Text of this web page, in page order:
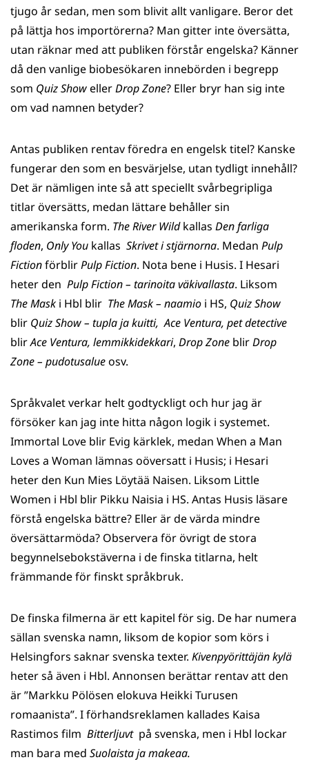
tjugo år sedan, men som blivit allt vanligare. Beror det
på lättja hos importörerna? Man gitter inte översätta,
utan räknar med att publiken förstår engelska? Känner
då den vanlige biobesökaren innebörden i begrepp
som Quiz ShowellerDrop Zone? Eller bryr han sig inte
om vad namnen betyder?
Antas publiken rentav föredra en engelsk titel? Kanske
fungerar den som en besvärjelse, utan tydligt innehåll?
Det är nämligen inte så att speciellt svårbegripliga
titlar översätts, medan lättare behåller sin
amerikanska form. The River Wildkallas Den farliga
floden, Only You kallas Skrivet i stjärnorna. Medan Pulp
FictionförblirPulp Fiction. Nota bene i Husis. I Hesari
heter den Pulp Fiction – tarinoita väkivallasta. Liksom
The Mask i Hbl blir The Mask – naamio i HS, Quiz Show
blir Quiz Show – tupla ja kuitti, Ace Ventura, pet detective
blirAce Ventura, lemmikkidekkari, Drop Zone blirDrop
Zone – pudotusalueosv.
Språkvalet verkar helt godtyckligt och hur jag är
försöker kan jag inte hitta någon logik i systemet.
Immortal Love blir Evig kärklek, medan When a Man
Loves a Woman lämnas oöversatt i Husis; i Hesari
heter den Kun Mies Löytää Naisen. Liksom Little
Women i Hbl blir Pikku Naisia i HS. Antas Husis läsare
förstå engelska bättre? Eller är de värda mindre
översättarmöda? Observera för övrigt de stora
begynnelsebokstäverna i de finska titlarna, helt
främmande för finskt språkbruk.
De finska filmerna är ett kapitel för sig. De har numera
sällan svenska namn, liksom de kopior som körs i
Helsingfors saknar svenska texter. Kivenpyörittäjän kylä
heter så även i Hbl. Annonsen berättar rentav att den
är ”Markku Pölösen elokuva Heikki Turusen
romaanista”. I förhandsreklamen kallades Kaisa
Rastimos film Bitterljuvt på svenska, men i Hbl lockar
man bara med Suolaista ja makeaa.